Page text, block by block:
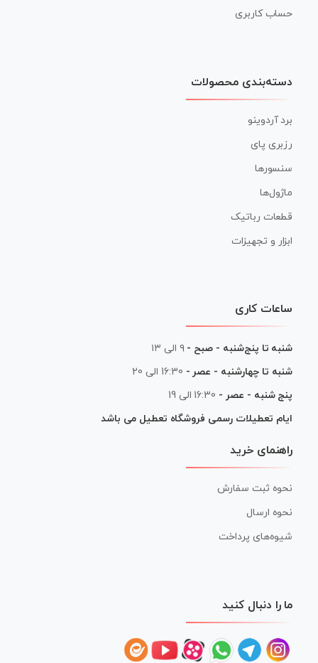
حساب کاربری
دسته‌بندی محصولات
برد آردوینو
رزبری پای
سنسورها
ماژول‌ها
قطعات رباتیک
ابزار و تجهیزات
ساعات کاری
شنبه تا پنج‌شنبه - صبح - ۹ الی ۱۳
شنبه تا چهارشنبه - عصر - 16:30 الی 20
پنج شنبه - عصر - 16:30 الی 19
ایام تعطیلات رسمی فروشگاه تعطیل می باشد
راهنمای خرید
نحوه ثبت سفارش
نحوه ارسال
شیوه‌های پرداخت
ما را دنبال کنید